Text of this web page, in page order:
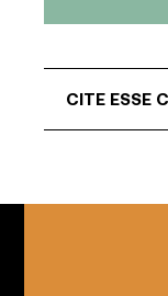
CITE ESSE